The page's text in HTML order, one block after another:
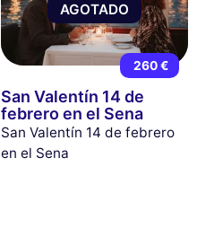
AGOTADO
260 €
San Valentín 14 de
febrero en el Sena
San Valentín 14 de febrero
en el Sena